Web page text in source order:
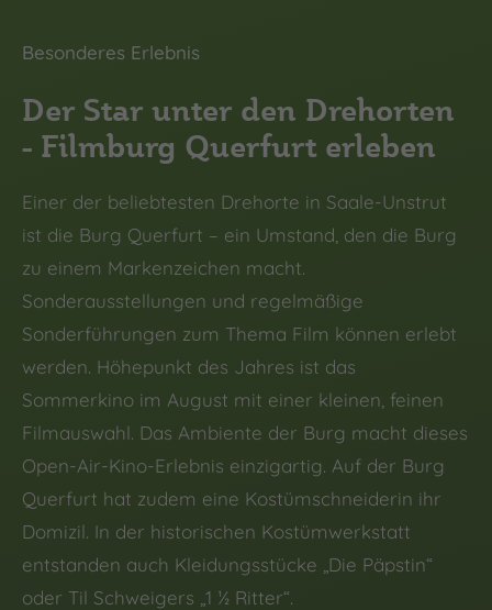
Besonderes Erlebnis
Der Star unter den Drehorten
- Filmburg Querfurt erleben
Einer der beliebtesten Drehorte in Saale-Unstrut
ist die Burg Querfurt – ein Umstand, den die Burg
zu einem Markenzeichen macht.
Sonderausstellungen und regelmäßige
Sonderführungen zum Thema Film können erlebt
werden. Höhepunkt des Jahres ist das
Sommerkino im August mit einer kleinen, feinen
Filmauswahl. Das Ambiente der Burg macht dieses
Open-Air-Kino-Erlebnis einzigartig. Auf der Burg
Querfurt hat zudem eine Kostümschneiderin ihr
Domizil. In der historischen Kostümwerkstatt
entstanden auch Kleidungsstücke „Die Päpstin“
oder Til Schweigers „1 ½ Ritter“.